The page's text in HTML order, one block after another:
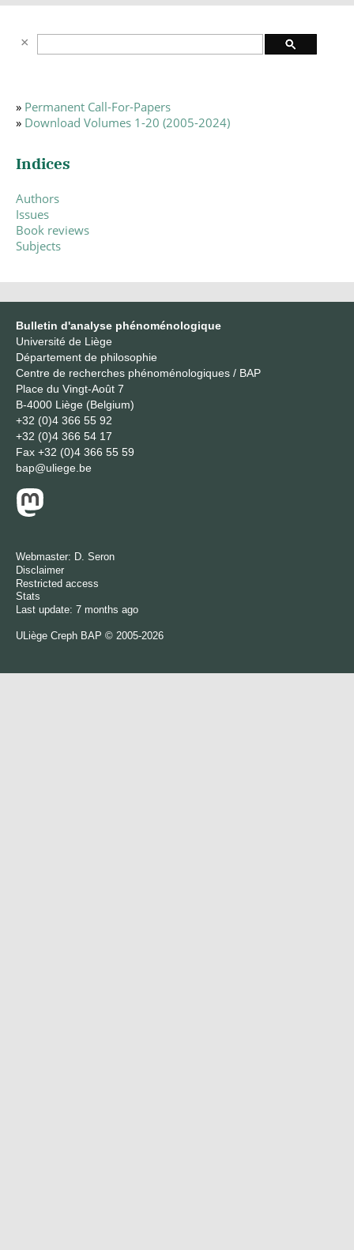
» Permanent Call-For-Papers
» Download Volumes 1-20 (2005-2024)
Indices
Authors
Issues
Book reviews
Subjects
Bulletin d'analyse phénoménologique
Université de Liège
Département de philosophie
Centre de recherches phénoménologiques / BAP
Place du Vingt-Août 7
B-4000 Liège (Belgium)
+32 (0)4 366 55 92
+32 (0)4 366 54 17
Fax +32 (0)4 366 55 59
bap@uliege.be
Webmaster: D. Seron
Disclaimer
Restricted access
Stats
Last update: 7 months ago
ULiège Creph BAP © 2005-2026